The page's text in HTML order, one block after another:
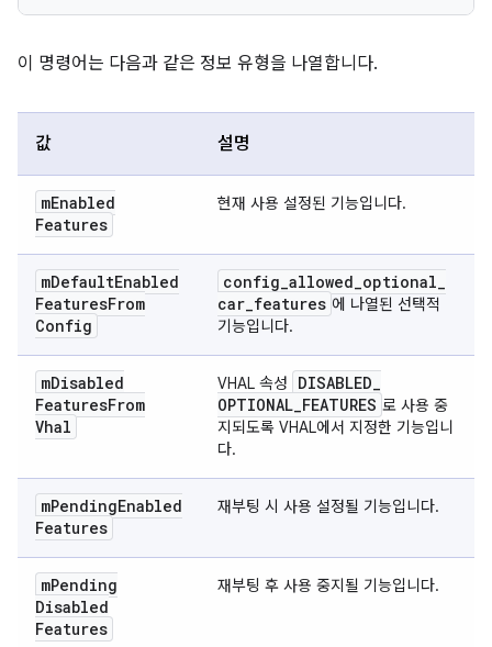
이 명령어는 다음과 같은 정보 유형을 나열합니다.
값 설명
mEnabled
Features
현재 사용 설정된 기능입니다.
mDefaultEnabled
FeaturesFrom
Config
config_allowed_optional_
car_features 에 나열된 선택적
기능입니다.
mDisabled
FeaturesFrom
Vhal
VHAL 속성 DISABLED_
OPTIONAL_FEATURES 로 사용 중
지되도록 VHAL에서 지정한 기능입니
다.
mPendingEnabled
Features
재부팅 시 사용 설정될 기능입니다.
mPending
Disabled
Features
재부팅 후 사용 중지될 기능입니다.